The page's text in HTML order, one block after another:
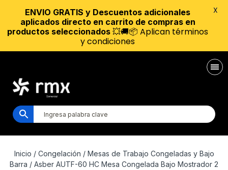
Inicio / Congelación / Mesas de Trabajo Congeladas y Bajo
Barra / Asber AUTF-60 HC Mesa Congelada Bajo Mostrador 2
ENVIO GRATIS y Descuentos adicionales
aplicados directo en carrito de compras en
productos seleccionados 💥🚚📦 Aplican términos
y condiciones
X